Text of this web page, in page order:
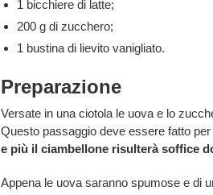
1 bicchiere di latte;
200 g di zucchero;
1 bustina di lievito vanigliato.
Preparazione
Versate in una ciotola le uova e lo
Questo passaggio deve essere fatto
e più il ciambellone risulterà soffice
Appena le uova saranno spumose e di